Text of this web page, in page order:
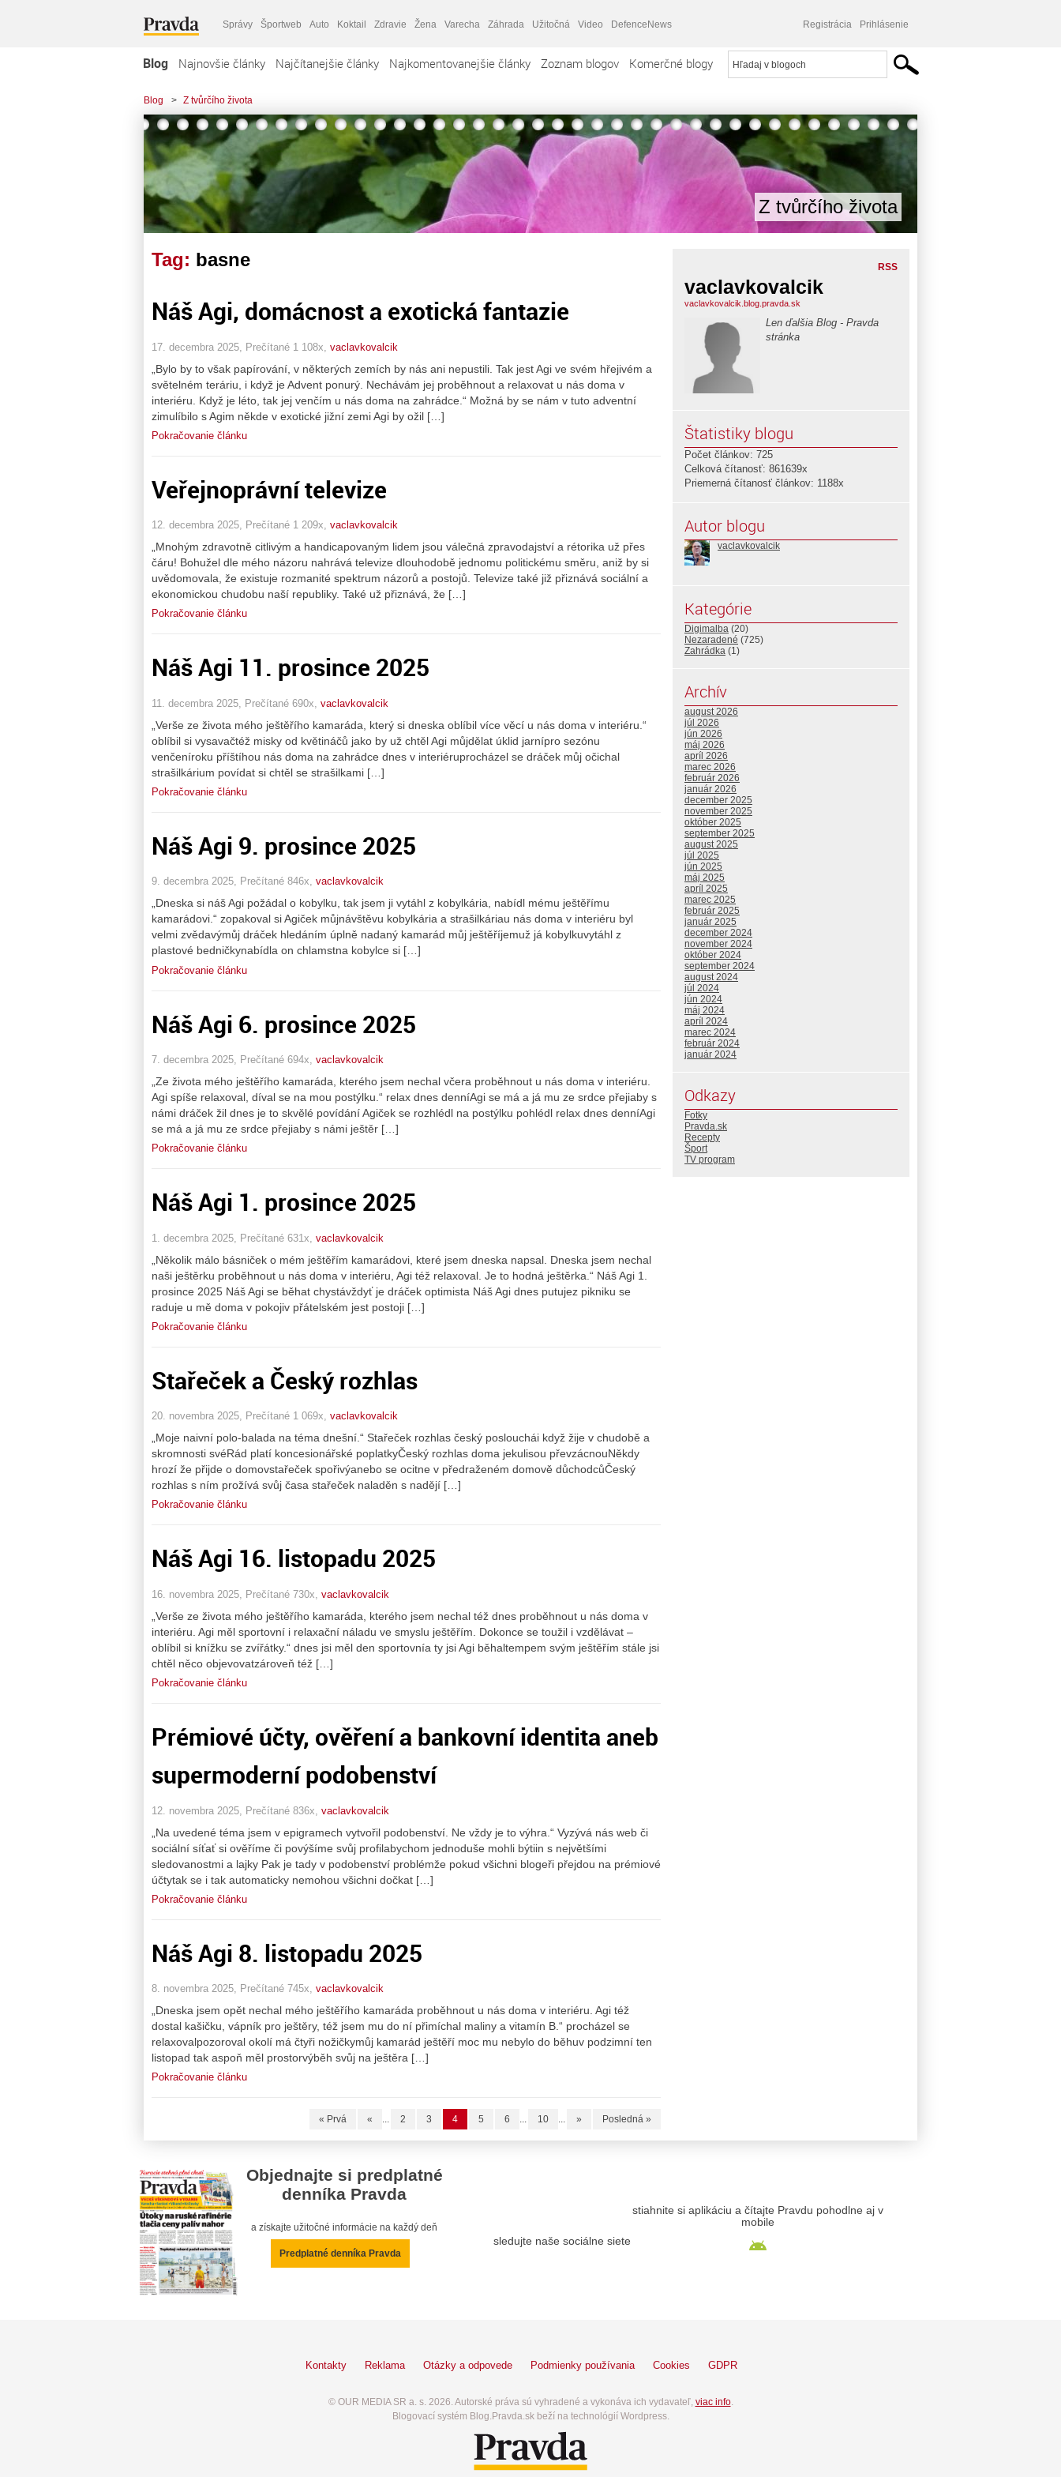
Správy Športweb Auto Koktail Zdravie Žena Varecha Záhrada Užitočná Video DefenceNews Registrácia Prihlásenie
Blog Najnovšie články Najčítanejšie články Najkomentovanejšie články Zoznam blogov Komerčné blogy
Blog > Z tvůrčího života
Z tvůrčího života
Tag: basne
Náš Agi, domácnost a exotická fantazie
17. decembra 2025, Prečítané 1 108x, vaclavkovalcik
„Bylo by to však papírování, v některých zemích by nás ani nepustili. Tak jest Agi ve svém hřejivém a
světelném teráriu, i když je Advent ponurý. Nechávám jej proběhnout a relaxovat u nás doma v
interiéru. Když je léto, tak jej venčím u nás doma na zahrádce.“ Možná by se nám v tuto adventní
zimulíbilo s Agim někde v exotické jižní zemi Agi by ožil […]
Pokračovanie článku
Veřejnoprávní televize
12. decembra 2025, Prečítané 1 209x, vaclavkovalcik
„Mnohým zdravotně citlivým a handicapovaným lidem jsou válečná zpravodajství a rétorika už přes
čáru! Bohužel dle mého názoru nahrává televize dlouhodobě jednomu politickému směru, aniž by si
uvědomovala, že existuje rozmanité spektrum názorů a postojů. Televize také již přiznává sociální a
ekonomickou chudobu naší republiky. Také už přiznává, že […]
Pokračovanie článku
Náš Agi 11. prosince 2025
11. decembra 2025, Prečítané 690x, vaclavkovalcik
„Verše ze života mého ještěřího kamaráda, který si dneska oblíbil více věcí u nás doma v interiéru.“
oblíbil si vysavačtéž misky od květináčů jako by už chtěl Agi můjdělat úklid jarnípro sezónu
venčeníroku příštíhou nás doma na zahrádce dnes v interiéruprocházel se dráček můj očichal
strašilkárium povídat si chtěl se strašilkami […]
Pokračovanie článku
Náš Agi 9. prosince 2025
9. decembra 2025, Prečítané 846x, vaclavkovalcik
„Dneska si náš Agi požádal o kobylku, tak jsem ji vytáhl z kobylkária, nabídl mému ještěřímu
kamarádovi.“ zopakoval si Agiček můjnávštěvu kobylkária a strašilkáriau nás doma v interiéru byl
velmi zvědavýmůj dráček hledáním úplně nadaný kamarád můj ještěříjemuž já kobylkuvytáhl z
plastové bedničkynabídla on chlamstna kobylce si […]
Pokračovanie článku
Náš Agi 6. prosince 2025
7. decembra 2025, Prečítané 694x, vaclavkovalcik
„Ze života mého ještěřího kamaráda, kterého jsem nechal včera proběhnout u nás doma v interiéru.
Agi spíše relaxoval, díval se na mou postýlku.“ relax dnes denníAgi se má a já mu ze srdce přejiaby s
námi dráček žil dnes je to skvělé povídání Agiček se rozhlédl na postýlku pohlédl relax dnes denníAgi
se má a já mu ze srdce přejiaby s námi ještěr […]
Pokračovanie článku
Náš Agi 1. prosince 2025
1. decembra 2025, Prečítané 631x, vaclavkovalcik
„Několik málo básniček o mém ještěřím kamarádovi, které jsem dneska napsal. Dneska jsem nechal
naši ještěrku proběhnout u nás doma v interiéru, Agi též relaxoval. Je to hodná ještěrka.“ Náš Agi 1.
prosince 2025 Náš Agi se běhat chystávždyť je dráček optimista Náš Agi dnes putujez pikniku se
raduje u mě doma v pokojiv přátelském jest postoji […]
Pokračovanie článku
Stařeček a Český rozhlas
20. novembra 2025, Prečítané 1 069x, vaclavkovalcik
„Moje naivní polo-balada na téma dnešní.“ Stařeček rozhlas český poslouchái když žije v chudobě a
skromnosti svéRád platí koncesionářské poplatkyČeský rozhlas doma jekulisou převzácnouNěkdy
hrozí že přijde o domovstařeček spořivýanebo se ocitne v předraženém domově důchodcůČeský
rozhlas s ním prožívá svůj časa stařeček naladěn s nadějí […]
Pokračovanie článku
Náš Agi 16. listopadu 2025
16. novembra 2025, Prečítané 730x, vaclavkovalcik
„Verše ze života mého ještěřího kamaráda, kterého jsem nechal též dnes proběhnout u nás doma v
interiéru. Agi měl sportovní i relaxační náladu ve smyslu ještěřím. Dokonce se toužil i vzdělávat –
oblíbil si knížku se zvířátky.“ dnes jsi měl den sportovnía ty jsi Agi běhaltempem svým ještěřím stále jsi
chtěl něco objevovatzároveň též […]
Pokračovanie článku
Prémiové účty, ověření a bankovní identita aneb
supermoderní podobenství
12. novembra 2025, Prečítané 836x, vaclavkovalcik
„Na uvedené téma jsem v epigramech vytvořil podobenství. Ne vždy je to výhra.“ Vyzývá nás web či
sociální síťať si ověříme či povýšíme svůj profilabychom jednoduše mohli býtiin s největšími
sledovanostmi a lajky Pak je tady v podobenství problémže pokud všichni blogeři přejdou na prémiové
účtytak se i tak automaticky nemohou všichni dočkat […]
Pokračovanie článku
Náš Agi 8. listopadu 2025
8. novembra 2025, Prečítané 745x, vaclavkovalcik
„Dneska jsem opět nechal mého ještěřího kamaráda proběhnout u nás doma v interiéru. Agi též
dostal kašičku, vápník pro ještěry, též jsem mu do ní přimíchal maliny a vitamín B.“ procházel se
relaxovalpozoroval okolí má čtyři nožičkymůj kamarád ještěří moc mu nebylo do běhuv podzimní ten
listopad tak aspoň měl prostorvýběh svůj na ještěra […]
Pokračovanie článku
« Prvá « ... 2 3 4 5 6 ... 10 ... » Posledná »
RSS
vaclavkovalcik
vaclavkovalcik.blog.pravda.sk
Len ďalšia Blog - Pravda
stránka
Štatistiky blogu
Počet článkov: 725
Celková čítanosť: 861639x
Priemerná čítanosť článkov: 1188x
Autor blogu
vaclavkovalcik
Kategórie
Digimalba (20)
Nezaradené (725)
Zahrádka (1)
Archív
august 2026
júl 2026
jún 2026
máj 2026
apríl 2026
marec 2026
február 2026
január 2026
december 2025
november 2025
október 2025
september 2025
august 2025
júl 2025
jún 2025
máj 2025
apríl 2025
marec 2025
február 2025
január 2025
december 2024
november 2024
október 2024
september 2024
august 2024
júl 2024
jún 2024
máj 2024
apríl 2024
marec 2024
február 2024
január 2024
Odkazy
Fotky
Pravda.sk
Recepty
Šport
TV program
Objednajte si predplatné
denníka Pravda
a získajte užitočné informácie na každý deň
Predplatné denníka Pravda
sledujte naše sociálne siete
stiahnite si aplikáciu a čítajte Pravdu pohodlne aj v
mobile
Kontakty Reklama Otázky a odpovede Podmienky používania Cookies GDPR
© OUR MEDIA SR a. s. 2026. Autorské práva sú vyhradené a vykonáva ich vydavateľ, viac info.
Blogovací systém Blog.Pravda.sk beží na technológií Wordpress.